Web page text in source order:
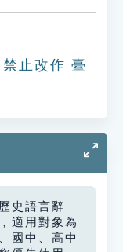
止改作 臺
史語言辭
適用對象為
國中、高中